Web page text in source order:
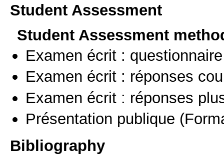
Student Assessment
Student Assessment
Examen écrit :
Examen écrit : réponses
Examen écrit : réponses
Présentation publique
Bibliography